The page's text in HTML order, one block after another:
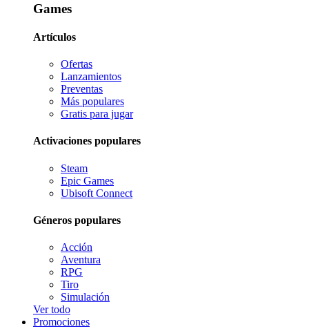
Games
Artículos
Ofertas
Lanzamientos
Preventas
Más populares
Gratis para jugar
Activaciones populares
Steam
Epic Games
Ubisoft Connect
Géneros populares
Acción
Aventura
RPG
Tiro
Simulación
Ver todo
Promociones